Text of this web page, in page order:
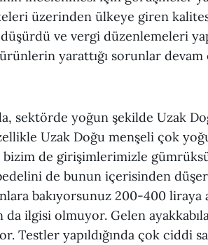
üzerinden ülkeye giren
ve vergi düzenlemeleri
yarattığı sorunlar devam
sektörde yoğun şekilde Uzak
Uzak Doğu menşeli çok
bizim de girişimlerimizle
de bunun içerisinden
bakıyorsunuz 200-400 liraya
da ilgisi olmuyor. Gelen
yapıldığında çok ciddi